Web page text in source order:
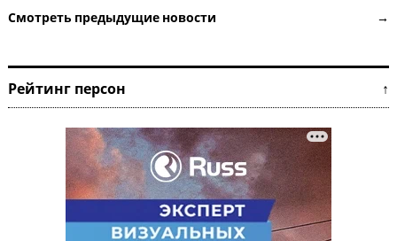
Смотреть предыдущие новости →
Рейтинг персон ↑